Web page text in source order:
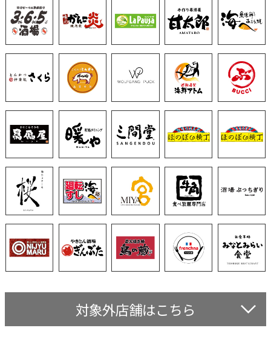
対象外店舗はこちら